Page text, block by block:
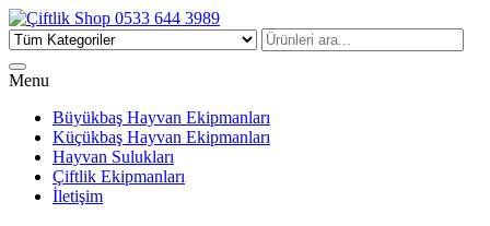
Çiftlik Shop 0533 644 3989
Menu
Büyükbaş Hayvan Ekipmanları
Küçükbaş Hayvan Ekipmanları
Hayvan Sulukları
Çiftlik Ekipmanları
İletişim